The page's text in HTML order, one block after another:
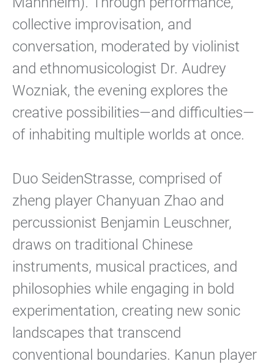
collective improvisation, and
conversation, moderated by violinist
and ethnomusicologist Dr. Audrey
Wozniak, the evening explores the
creative possibilities—and difficulties—
of inhabiting multiple worlds at once.
Duo SeidenStrasse, comprised of
zheng player Chanyuan Zhao and
percussionist Benjamin Leuschner,
draws on traditional Chinese
instruments, musical practices, and
philosophies while engaging in bold
experimentation, creating new sonic
landscapes that transcend
conventional boundaries. Kanun player